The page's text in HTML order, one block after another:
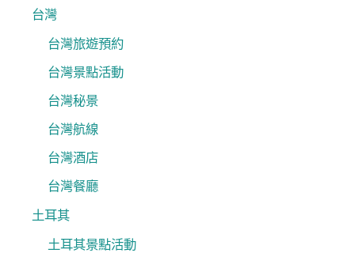
台灣
台灣旅遊預約
台灣景點活動
台灣秘景
台灣航線
台灣酒店
台灣餐廳
土耳其
土耳其景點活動